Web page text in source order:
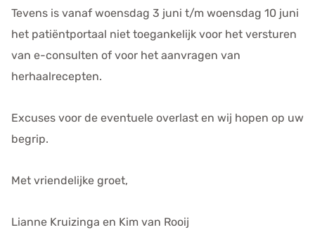
Tevens is vanaf woensdag 3 juni t/m woensdag 10 juni
het patiëntportaal niet toegankelijk voor het versturen
van e-consulten of voor het aanvragen van
herhaalrecepten.
Excuses voor de eventuele overlast en wij hopen op uw
begrip.
Met vriendelijke groet,
Lianne Kruizinga en Kim van Rooij